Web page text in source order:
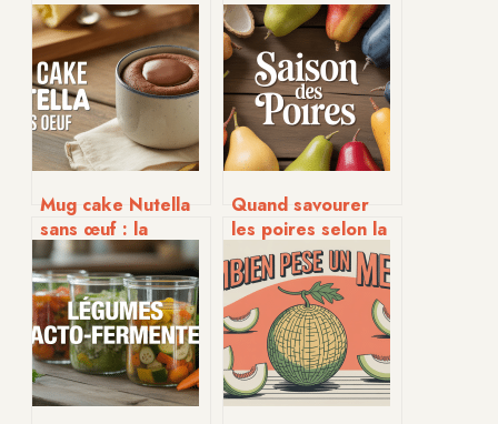
Mug cake Nutella
sans œuf : la
meilleure recette
rapide et
gourmande
Quand savourer
les poires selon la
saison : guide et
conseils pratiques